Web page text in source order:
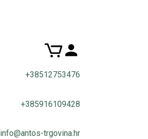
+38512753476
+385916109428
info@antos-trgovina.hr